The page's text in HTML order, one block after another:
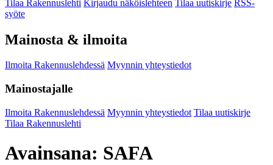
Tilaa Rakennuslehti Kirjaudu näköislehteen Tilaa uutiskirje RSS-
syöte
Mainosta & ilmoita
Ilmoita Rakennuslehdessä Myynnin yhteystiedot
Mainostajalle
Ilmoita Rakennuslehdessä Myynnin yhteystiedot Tilaa uutiskirje
Tilaa Rakennuslehti
Avainsana: SAFA